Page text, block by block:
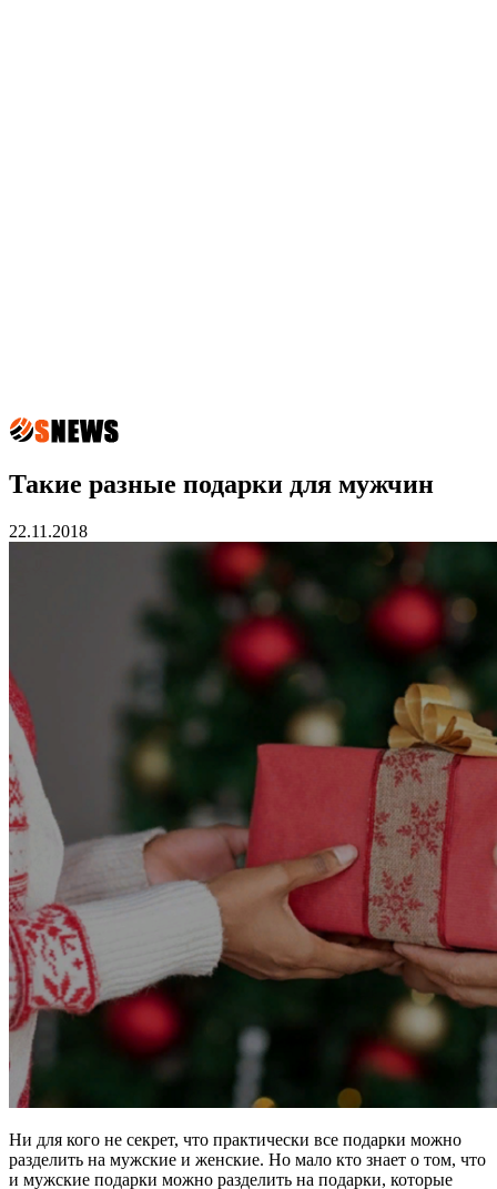
Такие разные подарки для мужчин
22.11.2018
Ни для кого не секрет, что практически все подарки можно
разделить на мужские и женские. Но мало кто знает о том, что
и мужские подарки можно разделить на подарки, которые